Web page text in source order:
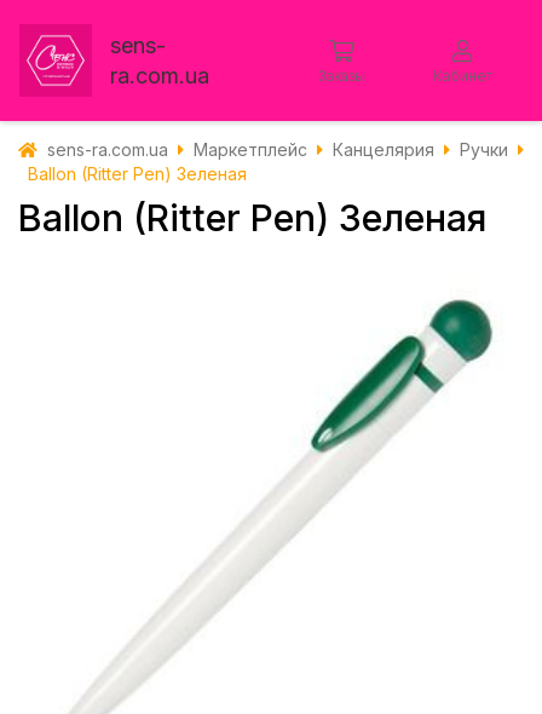
sens-
ra.com.ua
Заказы Кабинет
sens-ra.com.ua Маркетплейс Канцелярия
Ручки
Ballon (Ritter Pen) Зеленая
Ballon (Ritter Pen) Зеленая